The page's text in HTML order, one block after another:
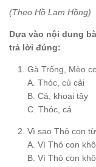
(Theo Hồ Lam Hồng)
Dựa vào nội dung
trả lời đúng:
Gà Trống, Mèo
A. Thóc, củ cải
B. Cá, khoai tây
C. Thóc, cá
Vì sao Thỏ con
A. Vì Thỏ con
B. Vì Thỏ con